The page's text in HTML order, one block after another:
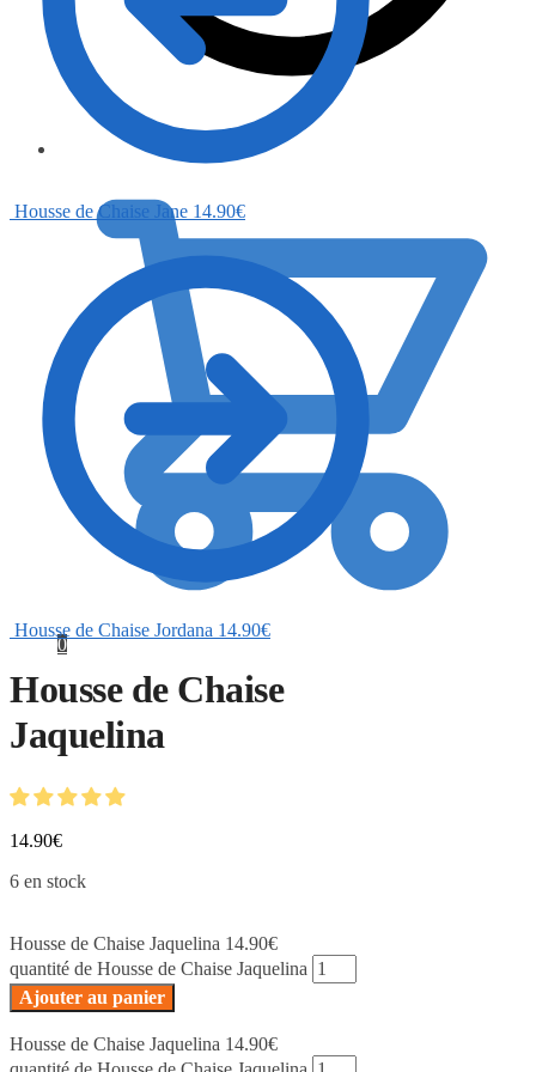
0
Housse de Chaise Jane 14.90€
Housse de Chaise Jordana 14.90€
Housse de Chaise
Jaquelina
14.90€
6 en stock
Housse de Chaise Jaquelina 14.90€
quantité de Housse de Chaise Jaquelina
Ajouter au panier
Housse de Chaise Jaquelina 14.90€